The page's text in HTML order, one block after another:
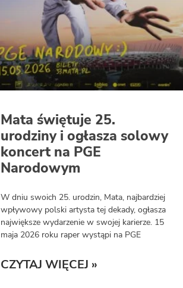
Mata świętuje 25.
urodziny i ogłasza solowy
koncert na PGE
Narodowym
W dniu swoich 25. urodzin, Mata, najbardziej
wpływowy polski artysta tej dekady, ogłasza
największe wydarzenie w swojej karierze. 15
maja 2026 roku raper wystąpi na PGE
CZYTAJ WIĘCEJ »